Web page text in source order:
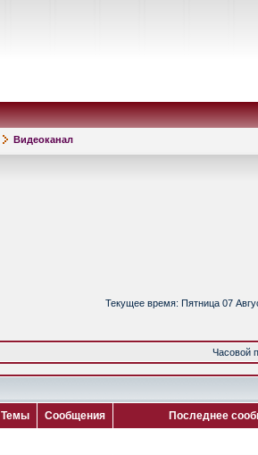
Видеоканал
Текущее время: Пятница 07
Часовой
Темы Сообщения Последнее